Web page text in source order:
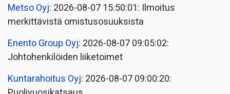
Metso Oyj: 2026-08-07 15:50:01: Ilmoitus
merkittävistä omistusosuuksista
Enento Group Oyj: 2026-08-07 09:05:02:
Johtohenkilöiden liiketoimet
Kuntarahoitus Oyj: 2026-08-07 09:00:20: